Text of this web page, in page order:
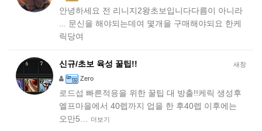
안녕하세요 전 리니지2왕초보입니다다름이 아니라
... 문신을 해야되는데여 몇개을 구매해야되요 한케
릭당여
새창
신규/초보 육성 꿀팁!!
Zero
로드섭 빠른적응을 위한 꿀팁 대 방출!!케릭 생성후
엘프마을에서 40렙까지 업을 한 후40렙 이후에는
오만5…
더보기